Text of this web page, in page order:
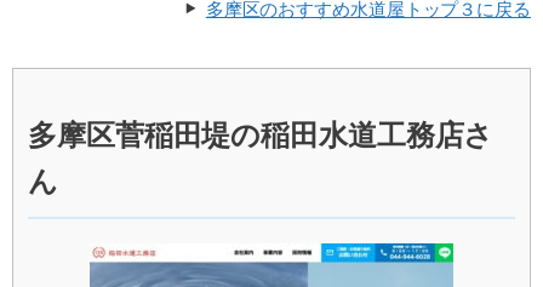
多摩区のおすすめ水道屋トップ３に戻る
多摩区菅稲田堤の稲田水道工務店さ
ん